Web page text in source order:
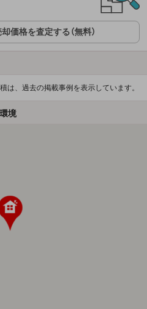
価格を査定する（無料）
、過去の掲載事例を表示しています。
境